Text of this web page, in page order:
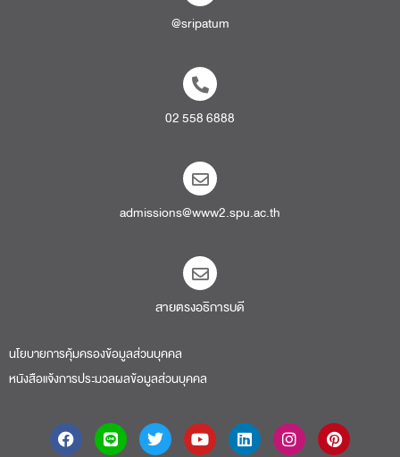
@sripatum
02 558 6888
admissions@www2.spu.ac.th
สายตรงอธิการบดี​
นโยบายการคุ้มครองข้อมูลส่วนบุคคล
หนังสือแจ้งการประมวลผลข้อมูลส่วนบุคคล